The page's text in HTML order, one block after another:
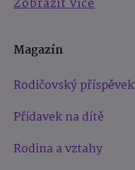
Zobrazit více
Magazín
Rodičovský příspěvek
Přídavek na dítě
Rodina a vztahy